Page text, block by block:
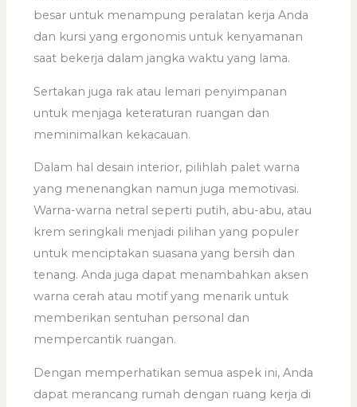
besar untuk menampung peralatan kerja Anda
dan kursi yang ergonomis untuk kenyamanan
saat bekerja dalam jangka waktu yang lama.
Sertakan juga rak atau lemari penyimpanan
untuk menjaga keteraturan ruangan dan
meminimalkan kekacauan.
Dalam hal desain interior, pilihlah palet warna
yang menenangkan namun juga memotivasi.
Warna-warna netral seperti putih, abu-abu, atau
krem seringkali menjadi pilihan yang populer
untuk menciptakan suasana yang bersih dan
tenang. Anda juga dapat menambahkan aksen
warna cerah atau motif yang menarik untuk
memberikan sentuhan personal dan
mempercantik ruangan.
Dengan memperhatikan semua aspek ini, Anda
dapat merancang rumah dengan ruang kerja di